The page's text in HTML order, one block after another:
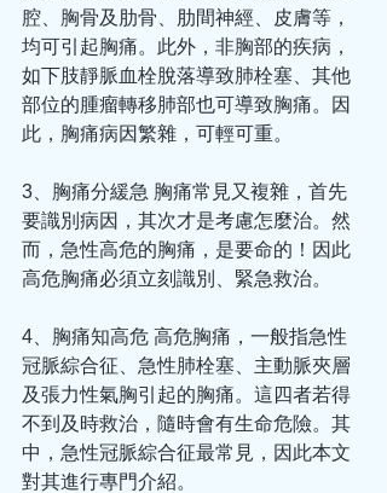
腔、胸骨及肋骨、肋間神經、皮膚等，
均可引起胸痛。此外，非胸部的疾病，
如下肢靜脈血栓脫落導致肺栓塞、其他
部位的腫瘤轉移肺部也可導致胸痛。因
此，胸痛病因繁雜，可輕可重。
3、胸痛分緩急 胸痛常見又複雜，首先
要識別病因，其次才是考慮怎麼治。然
而，急性高危的胸痛，是要命的！因此
高危胸痛必須立刻識別、緊急救治。
4、胸痛知高危 高危胸痛，一般指急性
冠脈綜合征、急性肺栓塞、主動脈夾層
及張力性氣胸引起的胸痛。這四者若得
不到及時救治，隨時會有生命危險。其
中，急性冠脈綜合征最常見，因此本文
對其進行專門介紹。